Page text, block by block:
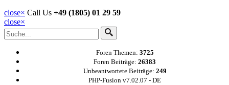
close× Call Us +49 (1805) 01 29 59
close×
Foren Themen: 3725
Foren Beiträge: 26383
Unbeantwortete Beiträge: 249
PHP-Fusion v7.02.07 - DE